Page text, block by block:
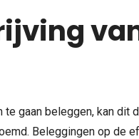
gaan beleggen, kan dit
Beleggingen op de
bedrijfsuitje,